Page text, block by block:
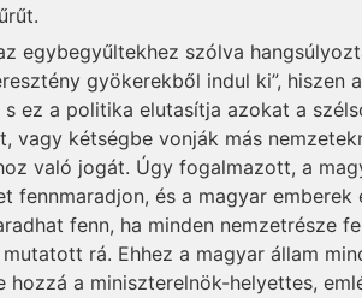
egybegyűltekhez szólva
gyökerekből indul ki”,
s ez a politika elutasítja azokat a
vagy kétségbe vonják más
való jogát. Úgy fogalmazott, a
fennmaradjon, és a magyar
fenn, ha minden nemzetrésze
rá. Ehhez a magyar állam
hozzá a miniszterelnök-helyettes,